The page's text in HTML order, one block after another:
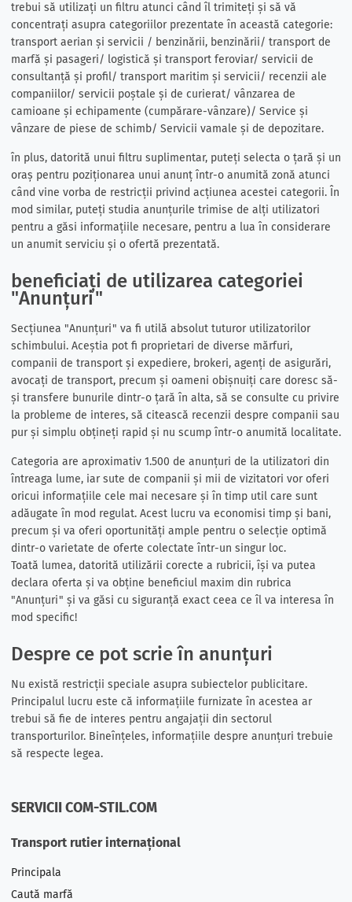
trebui să utilizați un filtru atunci când îl trimiteți și să vă
concentrați asupra categoriilor prezentate în această categorie:
transport aerian și servicii / benzinării, benzinării/ transport de
marfă și pasageri/ logistică și transport feroviar/ servicii de
consultanță și profil/ transport maritim și servicii/ recenzii ale
companiilor/ servicii poștale și de curierat/ vânzarea de
camioane și echipamente (cumpărare-vânzare)/ Service și
vânzare de piese de schimb/ Servicii vamale și de depozitare.
în plus, datorită unui filtru suplimentar, puteți selecta o țară și un
oraș pentru poziționarea unui anunț într-o anumită zonă atunci
când vine vorba de restricții privind acțiunea acestei categorii. În
mod similar, puteți studia anunțurile trimise de alți utilizatori
pentru a găsi informațiile necesare, pentru a lua în considerare
un anumit serviciu și o ofertă prezentată.
beneficiați de utilizarea categoriei
"Anunțuri"
Secțiunea "Anunțuri" va fi utilă absolut tuturor utilizatorilor
schimbului. Aceștia pot fi proprietari de diverse mărfuri,
companii de transport și expediere, brokeri, agenți de asigurări,
avocați de transport, precum și oameni obișnuiți care doresc să-
și transfere bunurile dintr-o țară în alta, să se consulte cu privire
la probleme de interes, să citească recenzii despre companii sau
pur și simplu obțineți rapid și nu scump într-o anumită localitate.
Categoria are aproximativ 1.500 de anunțuri de la utilizatori din
întreaga lume, iar sute de companii și mii de vizitatori vor oferi
oricui informațiile cele mai necesare și în timp util care sunt
adăugate în mod regulat. Acest lucru va economisi timp și bani,
precum și va oferi oportunități ample pentru o selecție optimă
dintr-o varietate de oferte colectate într-un singur loc.
Toată lumea, datorită utilizării corecte a rubricii, își va putea
declara oferta și va obține beneficiul maxim din rubrica
"Anunțuri" și va găsi cu siguranță exact ceea ce îl va interesa în
mod specific!
Despre ce pot scrie în anunțuri
Nu există restricții speciale asupra subiectelor publicitare.
Principalul lucru este că informațiile furnizate în acestea ar
trebui să fie de interes pentru angajații din sectorul
transporturilor. Bineînțeles, informațiile despre anunțuri trebuie
să respecte legea.
SERVICII COM-STIL.COM
Transport rutier internațional
Principala
Caută marfă